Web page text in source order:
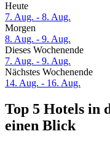
Heute
7. Aug. - 8. Aug.
Morgen
8. Aug. - 9. Aug.
Dieses Wochenende
7. Aug. - 9. Aug.
Nächstes Wochenende
14. Aug. - 16. Aug.
Top 5 Hotels in
einen Blick